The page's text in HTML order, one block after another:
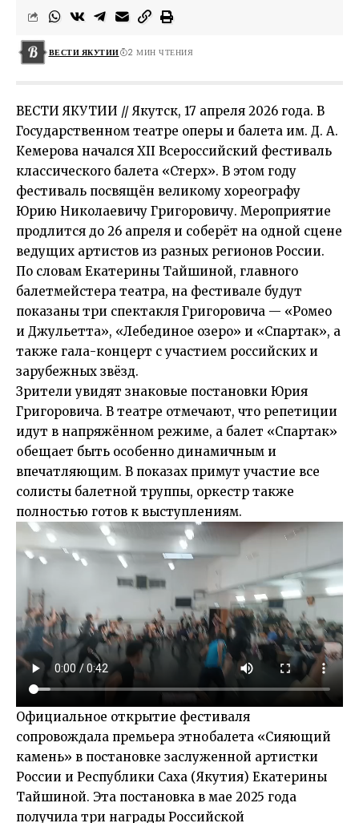
ВЕСТИ ЯКУТИИ 2 МИН ЧТЕНИЯ
ВЕСТИ ЯКУТИИ // Якутск, 17 апреля 2026 года. В
Государственном театре оперы и балета им. Д. А.
Кемерова начался XII Всероссийский фестиваль
классического балета «Стерх». В этом году
фестиваль посвящён великому хореографу
Юрию Николаевичу Григоровичу. Мероприятие
продлится до 26 апреля и соберёт на одной сцене
ведущих артистов из разных регионов России.
По словам Екатерины Тайшиной, главного
балетмейстера театра, на фестивале будут
показаны три спектакля Григоровича — «Ромео
и Джульетта», «Лебединое озеро» и «Спартак», а
также гала-концерт с участием российских и
зарубежных звёзд.
Зрители увидят знаковые постановки Юрия
Григоровича. В театре отмечают, что репетиции
идут в напряжённом режиме, а балет «Спартак»
обещает быть особенно динамичным и
впечатляющим. В показах примут участие все
солисты балетной труппы, оркестр также
полностью готов к выступлениям.
Официальное открытие фестиваля
сопровождала премьера этнобалета «Сияющий
камень» в постановке заслуженной артистки
России и Республики Саха (Якутия) Екатерины
Тайшиной. Эта постановка в мае 2025 года
получила три награды Российской